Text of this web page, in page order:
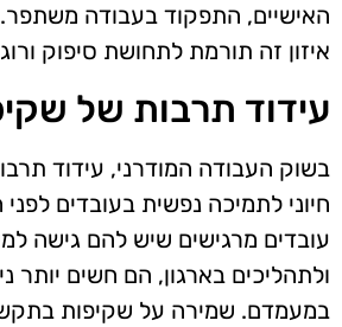
האישיים, התפקוד בעבודה
איזון זה תורמת לתחושת סיפוק
עידוד תרבות של
בשוק העבודה המודרני, עידוד
חיוני לתמיכה נפשית בעובדים
עובדים מרגישים שיש להם גישה
ולתהליכים בארגון, הם חשים יותר
במעמדם. שמירה על שקיפות